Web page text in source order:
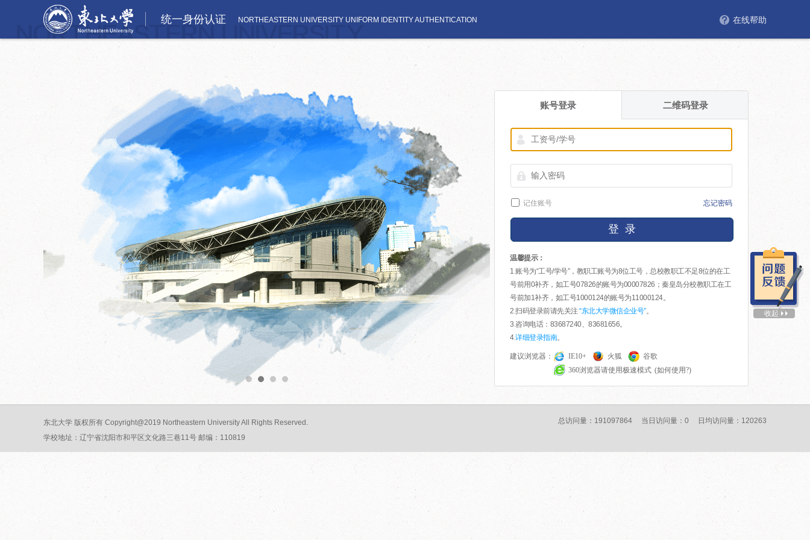
统一身份认证 NORTHEASTERN UNIVERSITY UNIFORM IDENTITY AUTHENTICATION 在线帮助
账号登录 二维码登录
记住账号 忘记密码
登 录
温馨提示：
1.账号为“工号/学号”，教职工账号为8位工号，总校教职工不足8位的在工
号前用0补齐，如工号07826的账号为00007826；秦皇岛分校教职工在工
号前加1补齐，如工号1000124的账号为11000124。
2.扫码登录前请先关注 “东北大学微信企业号”。
3.咨询电话：83687240、83681656。
4.详细登录指南。
建议浏览器： IE10+ 火狐
谷歌
360浏览器请使用极速模式 (如何使用?)
东北大学 版权所有 Copyright@2019 Northeastern University All Rights Reserved.
学校地址：辽宁省沈阳市和平区文化路三巷11号 邮编：110819
总访问量：191097864 当日访问量：0 日均访问量：120263
收起